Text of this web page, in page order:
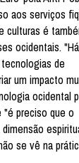
aos serviços
culturas é
ocidentais.
de
um impacto
ocidental
"é preciso que o
se vê na